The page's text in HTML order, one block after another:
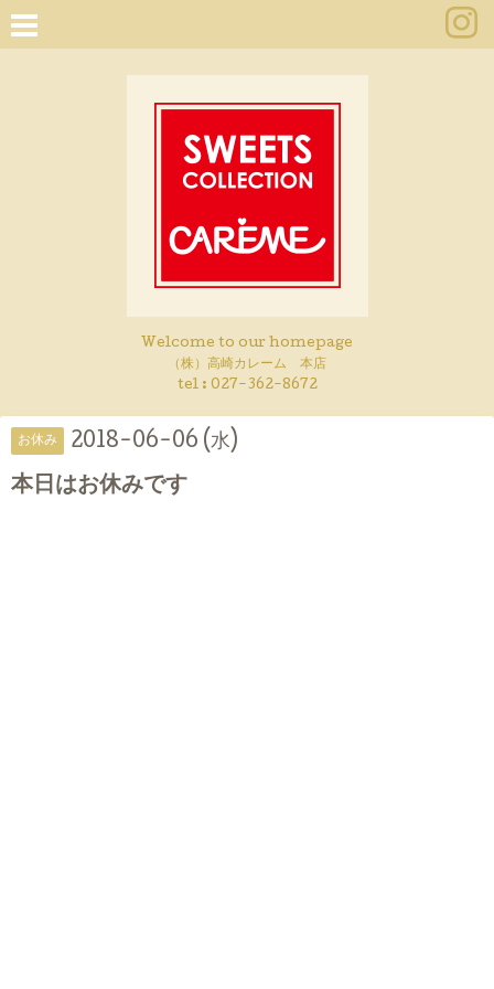
Welcome to our homepage
（株）高崎カレーム 本店
tel : 027-362-8672
お休み 2018-06-06 (水)
本日はお休みです